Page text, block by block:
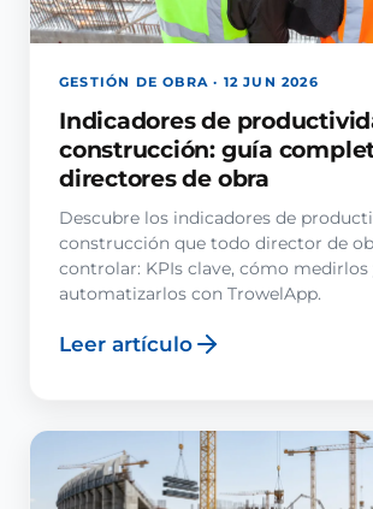
GESTIÓN DE OBRA · 12 JUN 2026
Indicadores de
construcción: guía
directores de obra
Descubre los indicadores de
construcción que todo director de
controlar: KPIs clave, cómo
automatizarlos con TrowelApp.
Leer artículo